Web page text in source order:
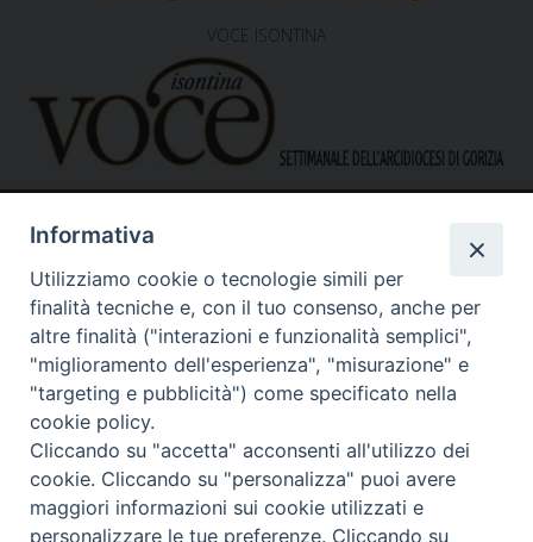
VOCE ISONTINA
Caritas Diocesana di Gorizia
Sede operativa – uffici
via G. B. Garzarolli, 131 – 34170 Gorizia
Tel. 0481525188
Mail: direzione@caritasgorizia.it-caritasgorizia@pec.it
Informativa
Utilizziamo cookie o tecnologie simili per
finalità tecniche e, con il tuo consenso, anche per
altre finalità ("interazioni e funzionalità semplici",
"miglioramento dell'esperienza", "misurazione" e
"targeting e pubblicità") come specificato nella
cookie policy.
Cliccando su "accetta" acconsenti all'utilizzo dei
cookie. Cliccando su "personalizza" puoi avere
maggiori informazioni sui cookie utilizzati e
personalizzare le tue preferenze. Cliccando su